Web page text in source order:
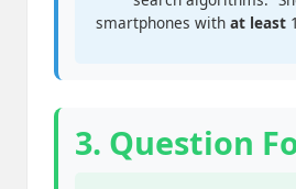
smartphones with at least
3. Question